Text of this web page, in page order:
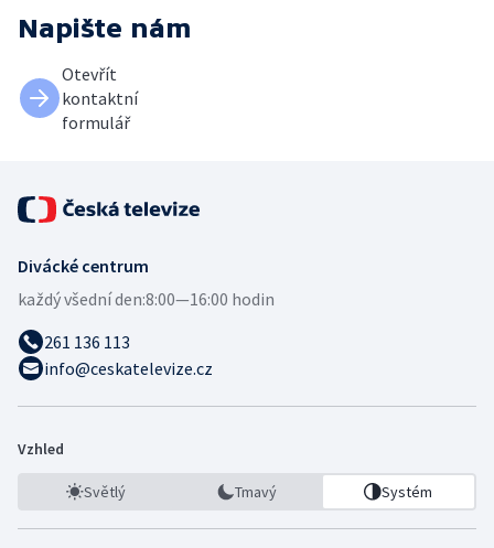
Napište nám
Otevřít
kontaktní
formulář
Divácké centrum
každý všední den:8:00—16:00 hodin
261 136 113
info@ceskatelevize.cz
Vzhled
Světlý Tmavý Systém